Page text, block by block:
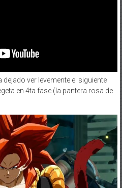
ver levemente el siguiente
en 4ta fase (la pantera rosa de